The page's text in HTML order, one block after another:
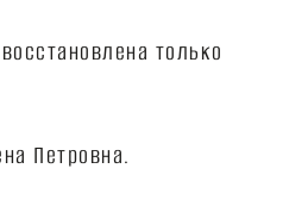
только
Петровна.